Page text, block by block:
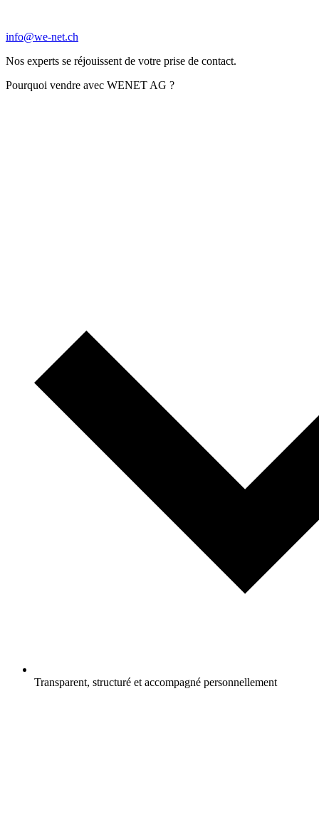
info@we-net.ch
Nos experts se réjouissent de votre prise de contact.
Pourquoi vendre avec WENET AG ?
Transparent, structuré et accompagné personnellement